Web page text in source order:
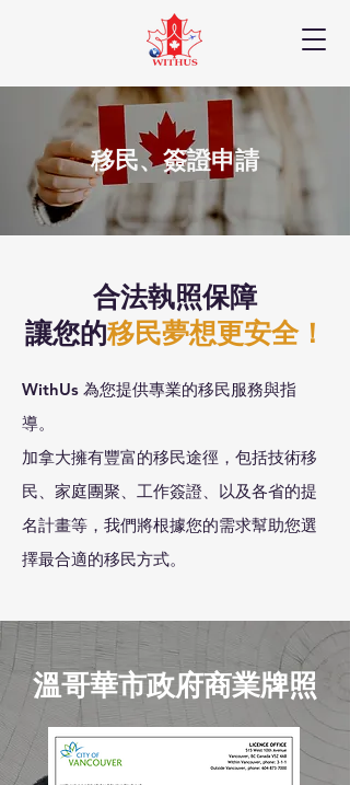
移民、簽證申請
合法執照保障
讓您的移民夢想更安全！
WithUs 為您提供專業的移民服務與指
導。
加拿大擁有豐富的移民途徑，包括技術移
民、家庭團聚、工作簽證、以及各省的提
名計畫等，我們將根據您的需求幫助您選
擇最合適的移民方式。
溫哥華市政府商業牌照